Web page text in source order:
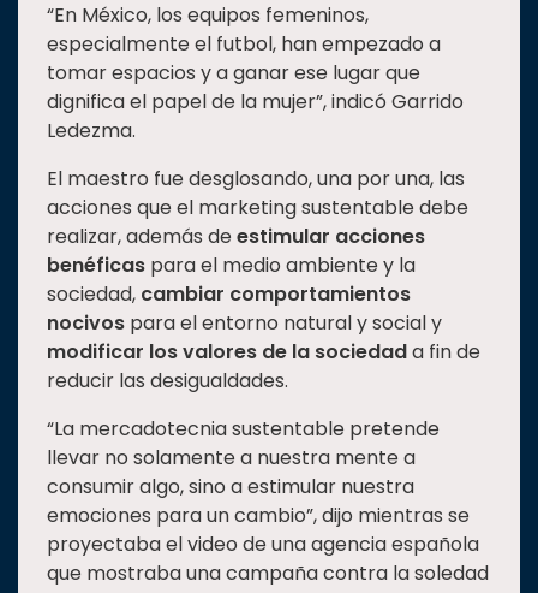
“En México, los equipos femeninos,
especialmente el futbol, han empezado a
tomar espacios y a ganar ese lugar que
dignifica el papel de la mujer”, indicó Garrido
Ledezma.
El maestro fue desglosando, una por una, las
acciones que el marketing sustentable debe
realizar, además deestimular acciones
benéficas para el medio ambiente y la
sociedad, cambiar comportamientos
nocivos para el entorno natural y social y
modificar los valores de la sociedada fin de
reducir las desigualdades.
“La mercadotecnia sustentable pretende
llevar no solamente a nuestra mente a
consumir algo, sino a estimular nuestra
emociones para un cambio”, dijo mientras se
proyectaba el video de una agencia española
que mostraba una campaña contra la soledad